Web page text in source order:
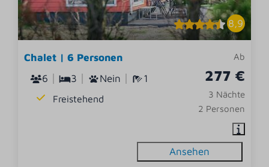
8,9
Ab
277 €
3 Nächte
2 Personen
Chalet | 6 Personen
6
3 Nein 1
Freistehend
Ansehen